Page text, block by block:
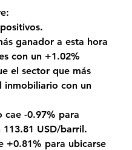
ganador a esta hora
con un +1.02%
el sector que más
inmobiliario con un
cae -0.97% para
113.81 USD/barril.
+0.81% para ubicarse